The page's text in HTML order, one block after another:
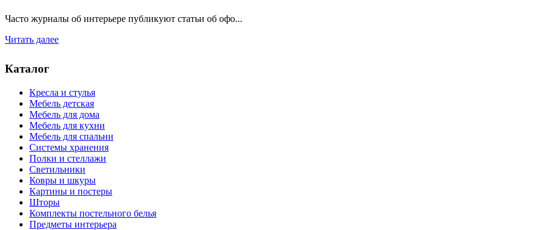
Часто журналы об интерьере публикуют статьи об офо...
Читать далее
Каталог
Кресла и стулья
Мебель детская
Мебель для дома
Мебель для кухни
Мебель для спальни
Системы хранения
Полки и стеллажи
Светильники
Ковры и шкуры
Картины и постеры
Шторы
Комплекты постельного белья
Предметы интерьера